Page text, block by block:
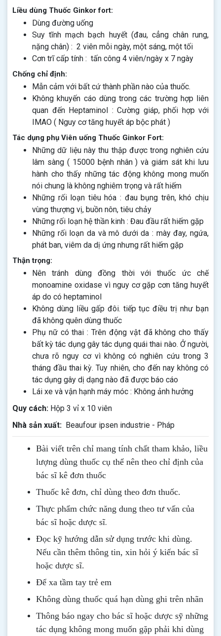
Liều dùng Thuốc Ginkor fort:
Dùng đường uống
Suy tĩnh mạch bạch huyết (đau, cẳng chân rung,
nặng chân) : 2 viên mỗi ngày, một sáng, một tối
Cơn trĩ cấp tính : tấn công 4 viên/ngày x 7 ngày
Chống chỉ định:
Mẫn cảm với bất cứ thành phần nào của thuốc.
Không khuyến cáo dùng trong các trường hợp liên
quan đến Heptaminol : Cường giáp, phối hợp với
IMAO ( Nguy cơ tăng huyết áp bộc phát )
Tác dụng phụ Viên uống Thuốc Ginkor Fort:
Những dữ liệu này thu thập được trong nghiên cứu
lâm sàng ( 15000 bệnh nhân ) và giám sát khi lưu
hành cho thấy những tác động không mong muốn
nói chung là không nghiêm trọng và rất hiếm
Những rối loạn tiêu hóa : đau bụng trên, khó chịu
vùng thượng vị, buồn nôn, tiêu chảy
Những rối loạn hệ thần kinh : Đau đầu rất hiếm gặp
Những rối loạn da và mô dưới da : mày đay, ngứa,
phát ban, viêm da dị ứng nhưng rất hiếm gặp
Thận trọng:
Nên tránh dùng đồng thời với thuốc ức chế
monoamine oxidase vì nguy cơ gặp cơn tăng huyết
áp do có heptaminol
Không dùng liều gấp đôi. tiếp tục điều trị như bạn
đã không quên dùng thuốc
Phụ nữ có thai : Trên động vật đã không cho thấy
bất kỳ tác dụng gây tác dụng quái thai nào. Ở người,
chưa rõ nguy cơ vì không có nghiên cứu trong 3
tháng đầu thai kỳ. Tuy nhiên, cho đến nay không có
tác dụng gây dị dạng nào đã được báo cáo
Lái xe và vận hạnh máy móc : Không ảnh hưởng
Quy cách: Hộp 3 vỉ x 10 viên
Nhà sản xuất: Beaufour ipsen industrie - Pháp
Bài viết trên chỉ mang tính chất tham khảo, liều
lượng dùng thuốc cụ thể nên theo chỉ định của
bác sĩ kê đơn thuốc
Thuốc kê đơn, chỉ dùng theo đơn thuốc.
Thực phẩm chức năng dung theo tư vấn của
bác sĩ hoặc dược sĩ.
Đọc kỹ hướng dẫn sử dụng trước khi dùng.
Nếu cần thêm thông tin, xin hỏi ý kiến bác sĩ
hoặc dược sĩ.
Để xa tầm tay trẻ em
Không dùng thuốc quá hạn dùng ghi trên nhãn
Thông báo ngay cho bác sĩ hoặc dược sỹ những
tác dụng không mong muốn gặp phải khi dùng